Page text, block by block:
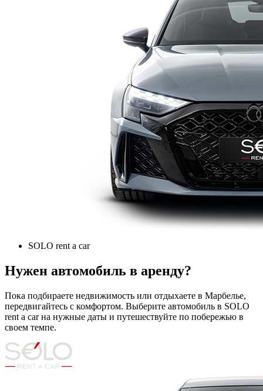
SOLO rent a car
Нужен автомобиль в аренду?
Пока подбираете недвижимость или отдыхаете в Марбелье,
передвигайтесь с комфортом. Выберите автомобиль в SOLO
rent a car на нужные даты и путешествуйте по побережью в
своем темпе.